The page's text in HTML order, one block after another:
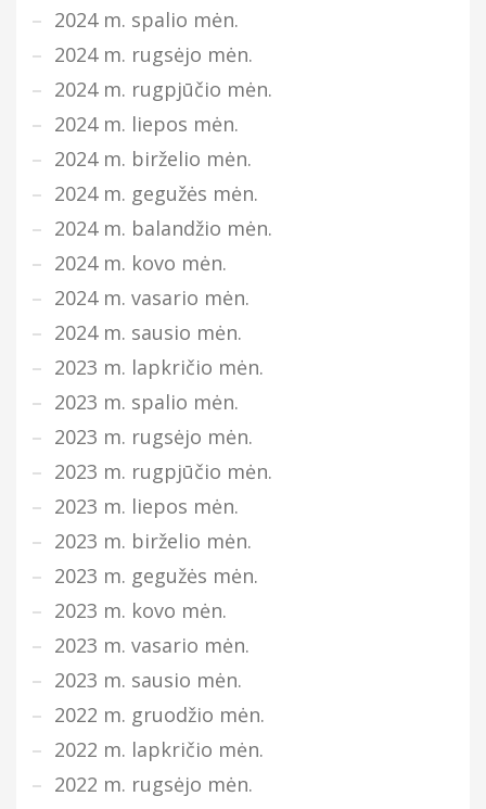
2024 m. spalio mėn.
2024 m. rugsėjo mėn.
2024 m. rugpjūčio mėn.
2024 m. liepos mėn.
2024 m. birželio mėn.
2024 m. gegužės mėn.
2024 m. balandžio mėn.
2024 m. kovo mėn.
2024 m. vasario mėn.
2024 m. sausio mėn.
2023 m. lapkričio mėn.
2023 m. spalio mėn.
2023 m. rugsėjo mėn.
2023 m. rugpjūčio mėn.
2023 m. liepos mėn.
2023 m. birželio mėn.
2023 m. gegužės mėn.
2023 m. kovo mėn.
2023 m. vasario mėn.
2023 m. sausio mėn.
2022 m. gruodžio mėn.
2022 m. lapkričio mėn.
2022 m. rugsėjo mėn.